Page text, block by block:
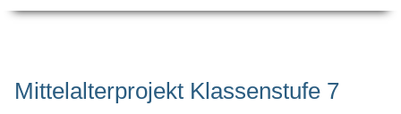
Mittelalterprojekt Klassenstufe 7